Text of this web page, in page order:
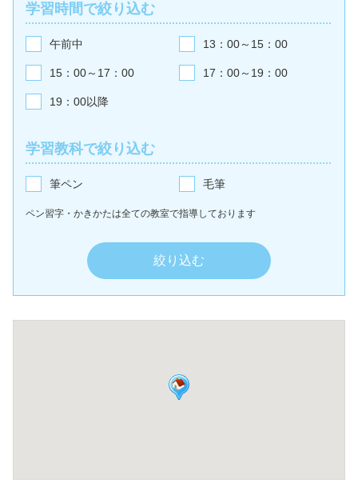
学習時間で絞り込む
午前中 13：00～15：00
15：00～17：00 17：00～19：00
19：00以降
学習教科で絞り込む
筆ペン 毛筆
ペン習字・かきかたは全ての教室で指導しております